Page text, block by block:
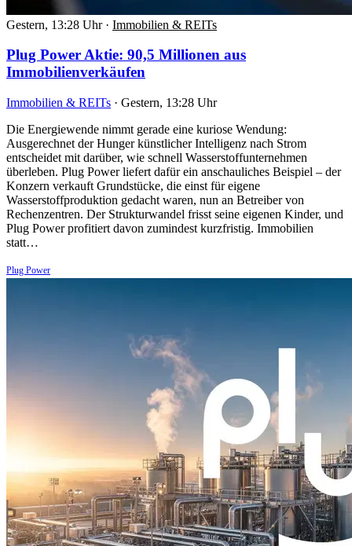
Gestern, 13:28 Uhr · Immobilien & REITs
Plug Power Aktie: 90,5 Millionen aus
Immobilienverkäufen
Immobilien & REITs · Gestern, 13:28 Uhr
Die Energiewende nimmt gerade eine kuriose Wendung:
Ausgerechnet der Hunger künstlicher Intelligenz nach Strom
entscheidet mit darüber, wie schnell Wasserstoffunternehmen
überleben. Plug Power liefert dafür ein anschauliches Beispiel – der
Konzern verkauft Grundstücke, die einst für eigene
Wasserstoffproduktion gedacht waren, nun an Betreiber von
Rechenzentren. Der Strukturwandel frisst seine eigenen Kinder, und
Plug Power profitiert davon zumindest kurzfristig. Immobilien
statt…
Plug Power